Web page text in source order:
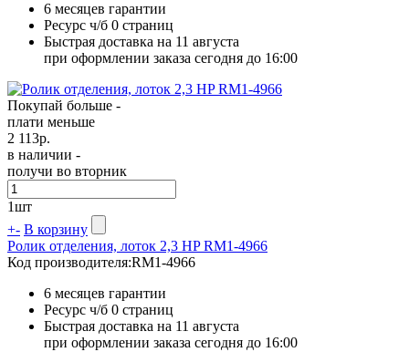
6 месяцев гарантии
Ресурс ч/б 0 страниц
Быстрая доставка на 11 августа
при оформлении заказа сегодня до 16:00
Покупай больше -
плати меньше
2 113р.
в наличии -
получи во вторник
1шт
+- В корзину
Ролик отделения, лоток 2,3 HP RM1-4966
Код производителя:RM1-4966
6 месяцев гарантии
Ресурс ч/б 0 страниц
Быстрая доставка на 11 августа
при оформлении заказа сегодня до 16:00